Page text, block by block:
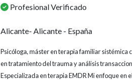
Profesional Verificado
Alicante- Alicante - España
Psicóloga, máster en terapia familiar sistémica
en tratamiento del trauma y análisis
Especializada en terapia EMDR Mi enfoque en